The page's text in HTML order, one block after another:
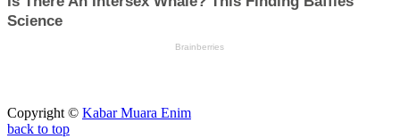
Copyright © Kabar Muara Enim
back to top